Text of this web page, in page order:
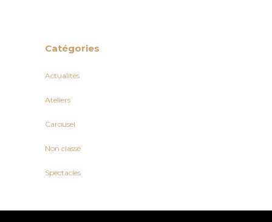
Catégories
Actualités
Ateliers
Carousel
Non classé
Spectacles